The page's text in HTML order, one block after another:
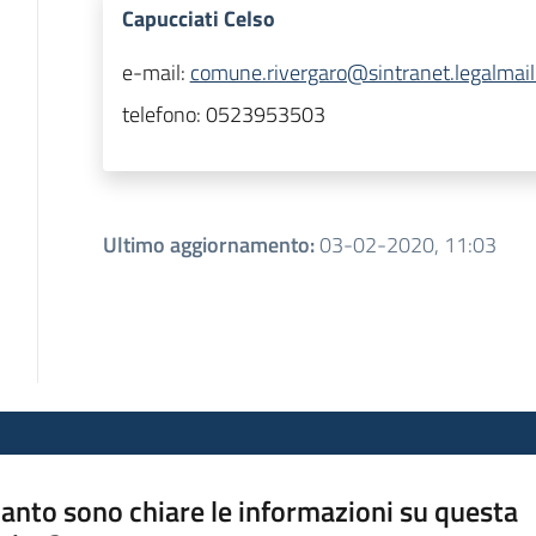
Capucciati Celso
e-mail:
telefono:0523953503
Ultimo aggiornamento:03-02-2020, 11:03
sono chiare le informazioni su questa